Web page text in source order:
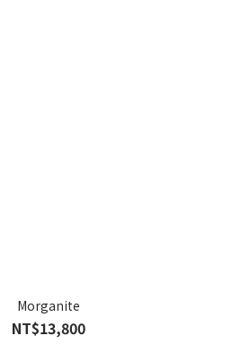
Morganite
NT$13,800